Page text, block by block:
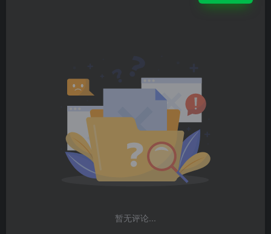
暂无评论...